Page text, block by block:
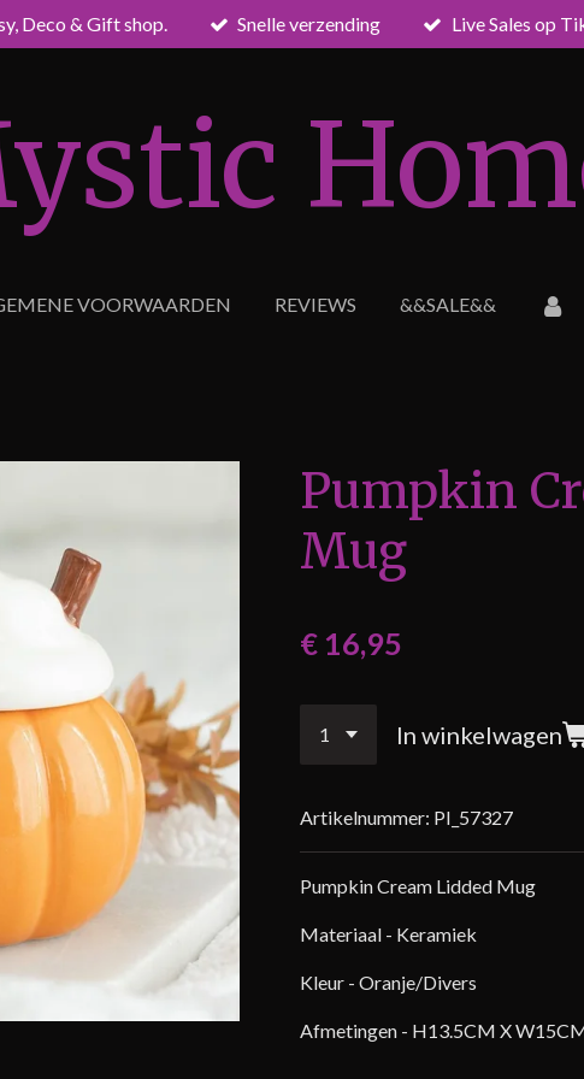
Deco & Gift shop. Snelle verzending Live Sales op
VOORWAARDEN REVIEWS &&SALE&&
Pumpkin
Mug
€ 16,95
In winkelwagen
Artikelnummer: PI_57327
Pumpkin Cream Lidded Mug
Materiaal - Keramiek
Kleur - Oranje/Divers
Afmetingen - H13.5CM X